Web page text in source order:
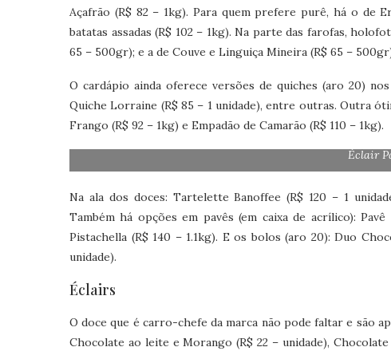
Açafrão (R$ 82 – 1kg). Para quem prefere purê, há o de
batatas assadas (R$ 102 – 1kg). Na parte das farofas,
65 – 500gr); e a de Couve e Linguiça Mineira (R$ 65 –
O cardápio ainda oferece versões de quiches (aro 20)
Quiche Lorraine (R$ 85 – 1 unidade), entre outras. Outra
Frango (R$ 92 – 1kg) e Empadão de Camarão (R$ 110 – 1kg).
Éclair
Na ala dos doces: Tartelette Banoffee (R$ 120 – 1
Também há opções em pavês (em caixa de acrílico):
Pistachella (R$ 140 – 1.1kg). E os bolos (aro 20): Duo
unidade).
Éclairs
O doce que é carro-chefe da marca não pode faltar e são
Chocolate ao leite e Morango (R$ 22 – unidade),